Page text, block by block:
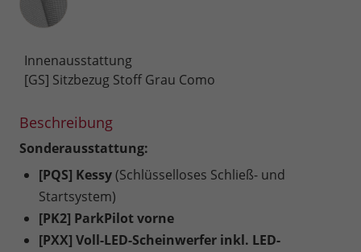
Innenausstattung
[GS] Sitzbezug Stoff Grau Como
Beschreibung
Sonderausstattung:
[PQS] Kessy(Schlüsselloses Schließ- und
Startsystem)
[PK2] ParkPilot vorne
[PXX] Voll-LED-Scheinwerfer inkl. LED-